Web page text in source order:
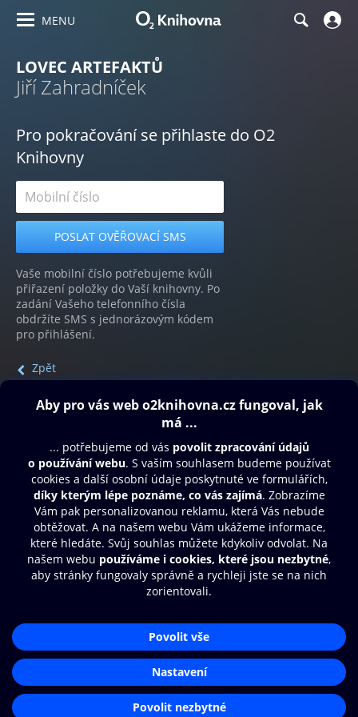
MENU
LOVEC ARTEFAKTŮ
Jiří Zahradníček
Pro pokračování se přihlaste do O2
Knihovny
Vaše mobilní číslo potřebujeme kvůli
přiřazení položky do Vaší knihovny. Po
zadání Vašeho telefonního čísla
obdržíte SMS s jednorázovým kódem
pro přihlášení.
Zpět
Obsah ke stažení
Moje O2 Knihovna
Další zábava
© O2 Czech Republic a.s.
Přístupnost
Zásady zpracování osobních údajů
Nastavení cookies
Aplikace O2 Knihovna
Čti a poslouchej své e-knihy a
audioknihy rychleji a pohodlněji.